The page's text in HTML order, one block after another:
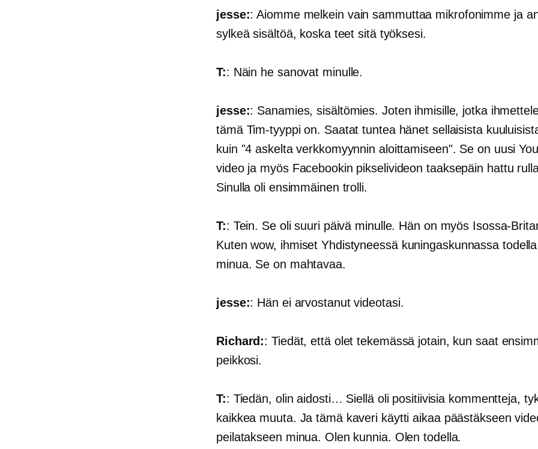
jesse:: Aiomme melkein vain sammuttaa mikrofonimme ja
sylkeä sisältöä, koska teet sitä työksesi.
T:: Näin he sanovat minulle.
jesse:: Sanamies, sisältömies. Joten ihmisille, jotka
tämä Tim-tyyppi on. Saatat tuntea hänet sellaisista
kuin "4 askelta verkkomyynnin aloittamiseen". Se on uusi
video ja myös Facebookin pikselivideon taaksepäin hattu
Sinulla oli ensimmäinen trolli.
T:: Tein. Se oli suuri päivä minulle. Hän on myös Isossa-
Kuten wow, ihmiset Yhdistyneessä kuningaskunnassa
minua. Se on mahtavaa.
jesse:: Hän ei arvostanut videotasi.
Richard:: Tiedät, että olet tekemässä jotain, kun saat
peikkosi.
T:: Tiedän, olin aidosti… Siellä oli positiivisia kommentteja,
kaikkea muuta. Ja tämä kaveri käytti aikaa päästäkseen
peilatakseen minua. Olen kunnia. Olen todella.